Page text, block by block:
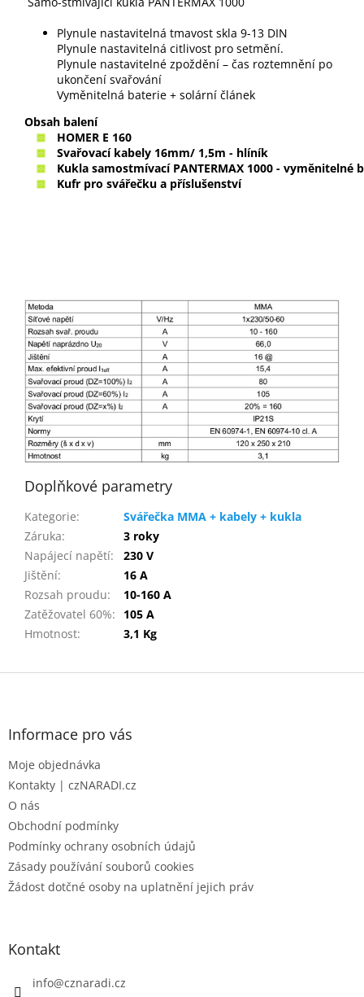
Plynule nastavitelná tmavost skla 9-13 DIN
Plynule nastavitelná citlivost pro setmění.
Plynule nastavitelné zpoždění – čas roztemnění po
ukončení svařování
Vyměnitelná baterie + solární článek
Obsah balení
HOMER E 160
Svařovací kabely 16mm/ 1,5m - hlíník
Kukla samostmívací PANTERMAX 1000 - vyměnitelné
Kufr pro svářečku a příslušenství
Doplňkové parametry
Kategorie:
Svářečka MMA + kabely + kukla
Záruka:
3 roky
Napájecí napětí:
230 V
Jištění:
16 A
Rozsah proudu:
10-160 A
Zatěžovatel 60%:
105 A
Hmotnost: 3,1 Kg
Z
Informace pro vás
Moje objednávka
Kontakty | czNARADI.cz
O nás
Obchodní podmínky
Podmínky ochrany osobních údajů
Zásady používání souborů cookies
Žádost dotčné osoby na uplatnění jejich práv
Kontakt
info@cznaradi.cz